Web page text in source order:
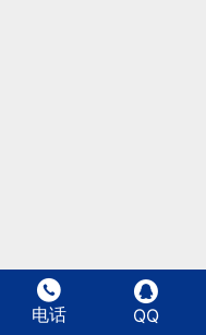

电话

QQ